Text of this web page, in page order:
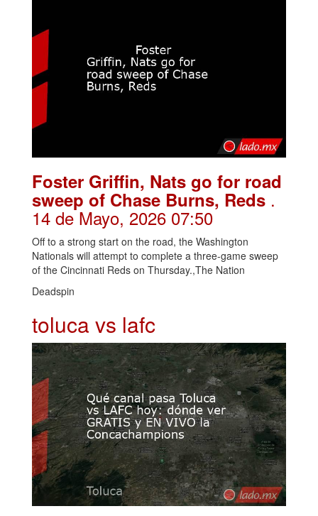
Foster Griffin, Nats go for road
sweep of Chase Burns, Reds .
14 de Mayo, 2026 07:50
Off to a strong start on the road, the Washington
Nationals will attempt to complete a three-game sweep
of the Cincinnati Reds on Thursday.,The Nation
Deadspin
toluca vs lafc